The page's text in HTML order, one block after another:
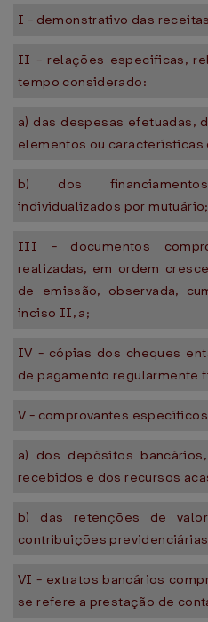
I - demonstrativo das
II - relações especificas,
tempo considerado:
a) das despesas efetuadas,
elementos ou características
b) dos
individualizados por mutuário;
III - documentos
realizadas, em ordem
de emissão, observada,
inciso II, a;
IV - cópias dos cheques
de pagamento regularmente
V - comprovantes
a) dos depósitos
recebidos e dos recursos
b) das retenções de
contribuições
VI - extratos bancários
se refere a prestação de